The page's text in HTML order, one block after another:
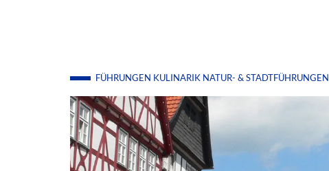
FÜHRUNGEN KULINARIK NATUR- & STADTFÜHRUNGEN